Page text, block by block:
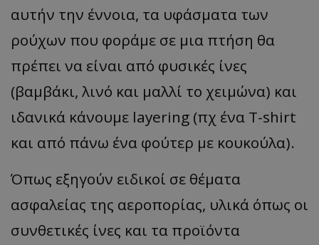
αυτήν την έννοια, τα υφάσματα των
ρούχων που φοράμε σε μια πτήση θα
πρέπει να είναι από φυσικές ίνες
(βαμβάκι, λινό και μαλλί το χειμώνα) και
ιδανικά κάνουμε layering (πχ ένα T-shirt
και από πάνω ένα φούτερ με κουκούλα).
Όπως εξηγούν ειδικοί σε θέματα
ασφαλείας της αεροπορίας, υλικά όπως οι
συνθετικές ίνες και τα προϊόντα